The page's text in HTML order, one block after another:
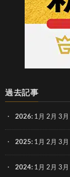
過去記事
2026: 1月 2月 3月
2025: 1月 2月 3月
2024: 1月 2月 3月